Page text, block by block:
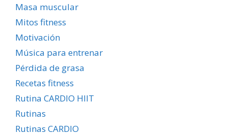
Masa muscular
Mitos fitness
Motivación
Música para entrenar
Pérdida de grasa
Recetas fitness
Rutina CARDIO HIIT
Rutinas
Rutinas CARDIO